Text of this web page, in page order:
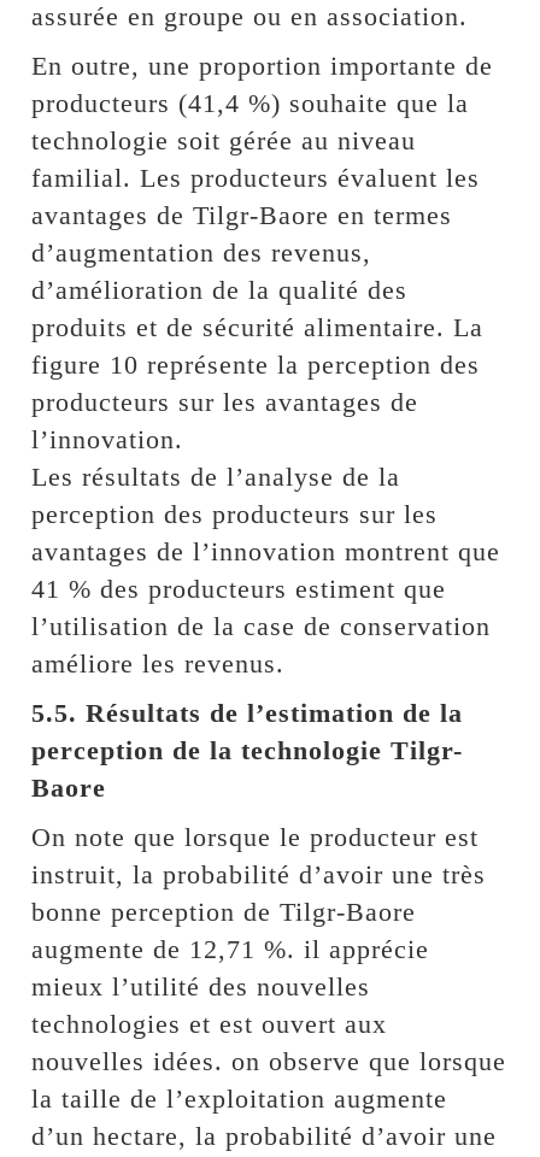
assurée en groupe ou en association.
En outre, une proportion importante de
producteurs (41,4 %) souhaite que la
technologie soit gérée au niveau
familial. Les producteurs évaluent les
avantages de Tilgr-Baore en termes
d’augmentation des revenus,
d’amélioration de la qualité des
produits et de sécurité alimentaire. La
figure 10 représente la perception des
producteurs sur les avantages de
l’innovation.
Les résultats de l’analyse de la
perception des producteurs sur les
avantages de l’innovation montrent que
41 % des producteurs estiment que
l’utilisation de la case de conservation
améliore les revenus.
5.5. Résultats de l’estimation de la
perception de la technologie Tilgr-
Baore
On note que lorsque le producteur est
instruit, la probabilité d’avoir une très
bonne perception de Tilgr-Baore
augmente de 12,71 %. il apprécie
mieux l’utilité des nouvelles
technologies et est ouvert aux
nouvelles idées. on observe que lorsque
la taille de l’exploitation augmente
d’un hectare, la probabilité d’avoir une